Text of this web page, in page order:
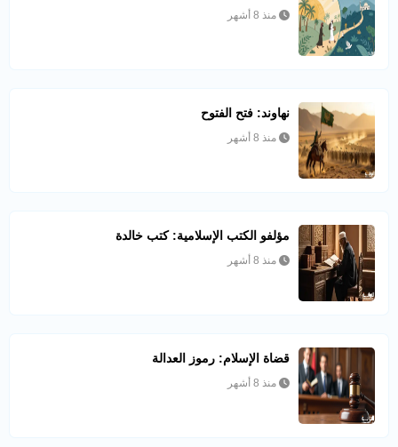
منذ 8 أشهر
نهاوند: فتح الفتوح
منذ 8 أشهر
مؤلفو الكتب الإسلامية: كتب خالدة
منذ 8 أشهر
قضاة الإسلام: رموز العدالة
منذ 8 أشهر